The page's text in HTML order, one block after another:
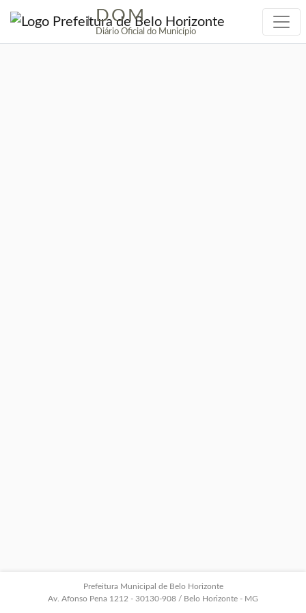
| DOM
Diário Oficial do Município
Prefeitura Municipal de Belo Horizonte
Av. Afonso Pena 1212 - 30130-908 / Belo Horizonte - MG